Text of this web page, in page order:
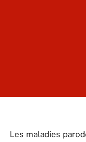
Les maladies